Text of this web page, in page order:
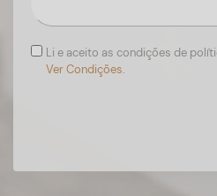
Li e aceito as condições de
Ver Condições.